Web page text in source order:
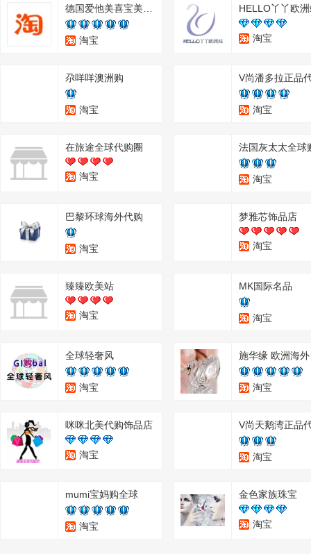
淘宝
HELLO丫丫欧
淘宝
尕咩咩澳洲购
淘宝
V尚潘多拉正品
淘宝
在旅途全球代购圈
淘宝
法国灰太太全球
淘宝
巴黎环球海外代购
淘宝
梦雅芯饰品店
淘宝
臻臻欧美站
淘宝
MK国际名品
淘宝
全球轻奢风
淘宝 淘宝
咪咪北美代购饰品店
淘宝 淘宝
mumi宝妈购全球
淘宝
金色家族珠宝
淘宝